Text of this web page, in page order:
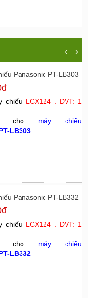
‹ ›
Panasonic PT-LB303
chiếu LCX124 . ĐVT: 1
cho máy chiếu
PT-LB303
Panasonic PT-LB332
chiếu LCX124 . ĐVT: 1
cho máy chiếu
PT-LB332